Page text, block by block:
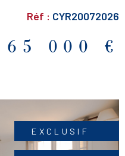
Charges annuelles:
premier
Réf : CYR20072026
000 €
EXCLUSIF